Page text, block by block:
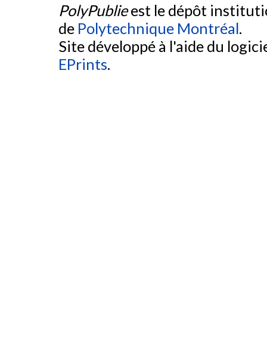
PolyPublieest le dépôt
de Polytechnique Montréal.
Site développé à l'aide du
EPrints.